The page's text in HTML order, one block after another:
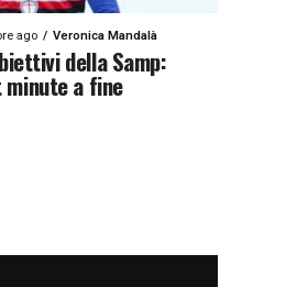
ago Veronica Mandalà
della Samp:
a fine